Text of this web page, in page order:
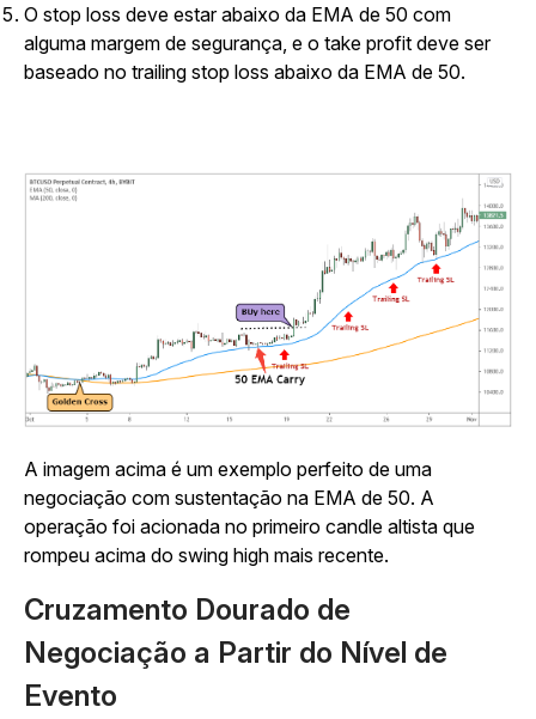
O stop loss deve estar abaixo da EMA de 50 com
alguma margem de segurança, e o take profit deve ser
baseado no trailing stop loss abaixo da EMA de 50.
A imagem acima é um exemplo perfeito de uma
negociação com sustentação na EMA de 50. A
operação foi acionada no primeiro candle altista que
rompeu acima do swing high mais recente.
Cruzamento Dourado de
Negociação a Partir do Nível de
Evento